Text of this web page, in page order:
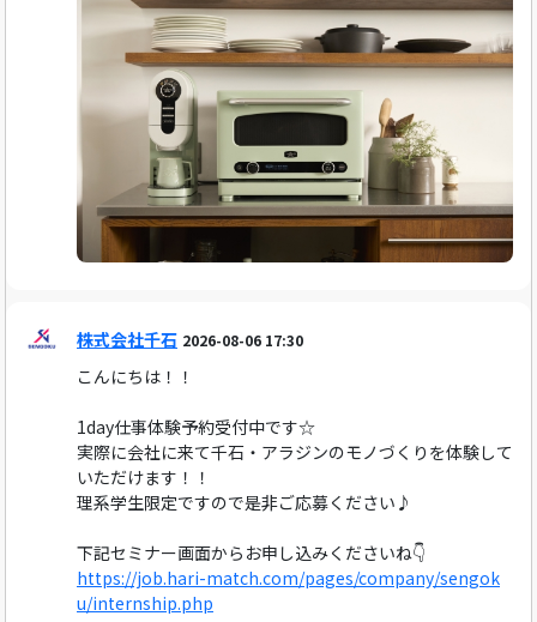
株式会社千石 2026-08-06 17:30
こんにちは！！
1day仕事体験予約受付中です☆
実際に会社に来て千石・アラジンのモノづくりを体験して
いただけます！！
理系学生限定ですので是非ご応募ください♪
下記セミナー画面からお申し込みくださいね👇
https://job.hari-match.com/pages/company/sengok
u/internship.php